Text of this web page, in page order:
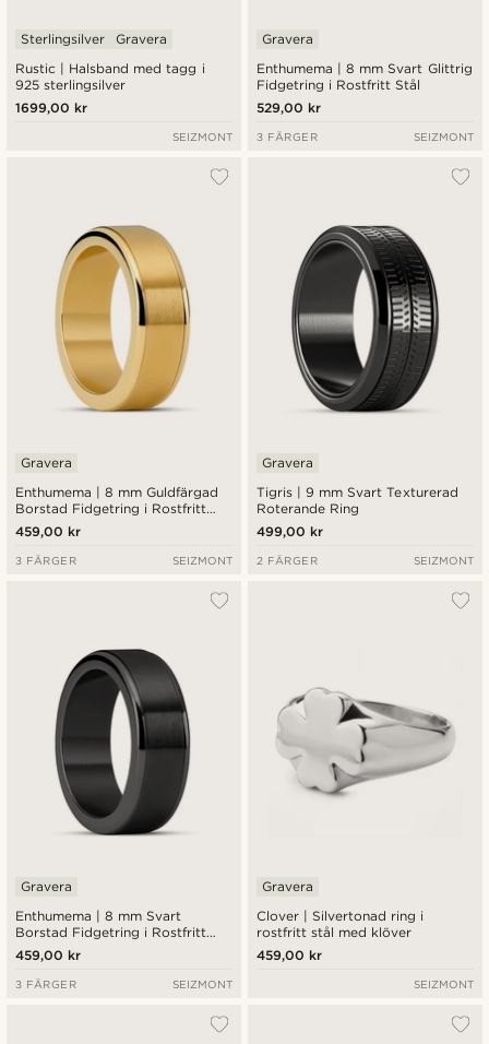
Rustic | Halsband med tagg i
925 sterlingsilver
Sterlingsilver Gravera
1699,00 kr
SEIZMONT
Enthumema | 8 mm Svart Glittrig
Fidgetring i Rostfritt Stål
Gravera
529,00 kr
3 FÄRGER SEIZMONT
Enthumema | 8 mm Guldfärgad
Borstad Fidgetring i Rostfritt
Stål
Gravera
459,00 kr
3 FÄRGER SEIZMONT
Tigris | 9 mm Svart Texturerad
Roterande Ring
Gravera
499,00 kr
2 FÄRGER SEIZMONT
Enthumema | 8 mm Svart
Borstad Fidgetring i Rostfritt
Stål
Gravera
459,00 kr
3 FÄRGER SEIZMONT
Clover | Silvertonad ring i
rostfritt stål med klöver
Gravera
459,00 kr
SEIZMONT